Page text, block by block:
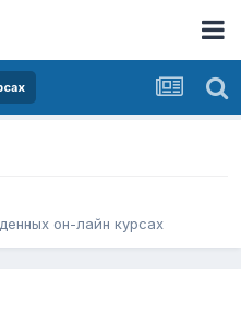
он-лайн курсах